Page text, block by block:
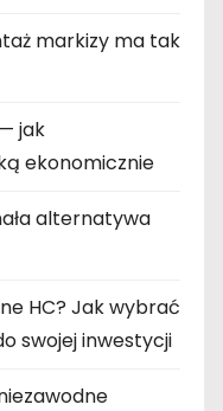
markizy ma tak
jak
ekonomicznie
alternatywa
HC? Jak wybrać
swojej inwestycji